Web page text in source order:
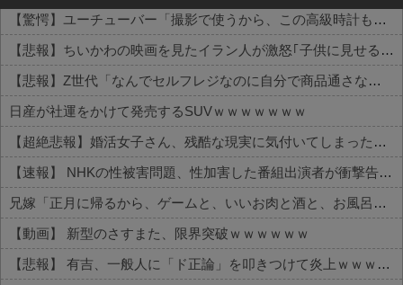
【驚愕】ユーチューバー「撮影で使うから、この高級時計も車もぜ～んぶ経費でタダ！ｗ」←まさかコレ本気にしてる奴なんておらんよな？よな？w w w w w w w w w w w
【悲報】ちいかわの映画を見たイラン人が激怒｢子供に見せる内容じゃない｡悪影響は計り知れない｣←これw w w w w w w w w
【悲報】Z世代「なんでセルフレジなのに自分で商品通さないといけないんだ」
日産が社運をかけて発売するSUVｗｗｗｗｗｗｗ
【超絶悲報】婚活女子さん、残酷な現実に気付いてしまった結果…
【速報】 NHKの性被害問題、性加害した番組出演者が衝撃告白！
兄嫁「正月に帰るから、ゲームと、いいお肉と酒と、お風呂グッズの準備しとけよ」寝起きの私「知るかボケ」兄嫁「キィィィィー！！！！」私「あ…」
【動画】 新型のさすまた、限界突破ｗｗｗｗｗｗ
【悲報】 有吉、一般人に「ド正論」を叩きつけて炎上ｗｗｗｗｗｗｗｗ